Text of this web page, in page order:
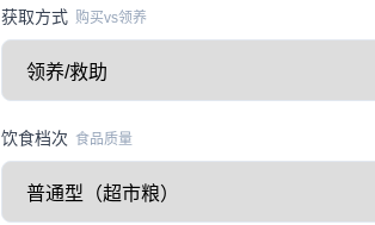
获取方式 购买vs领养
饮食档次 食品质量